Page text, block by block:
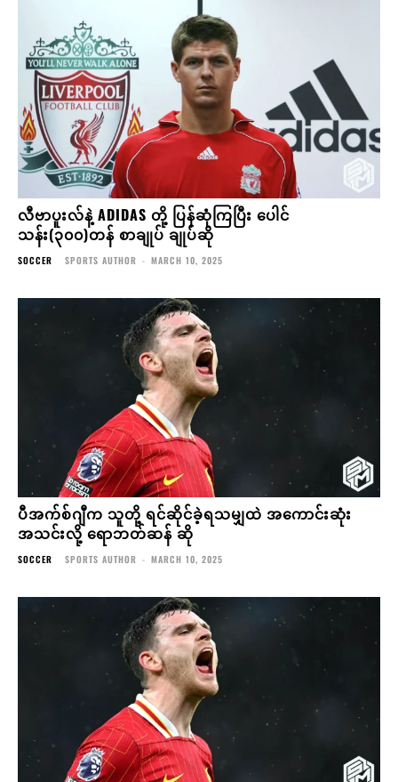
လီဗာပူးလ်နဲ့ ADIDAS တို့ ပြန်ဆုံကြပြီး ပေါင်
သန်း(၃၀၀)တန် စာချုပ် ချုပ်ဆို
SOCCER SPORTS AUTHOR - MARCH 10, 2025
ပီအက်စ်ဂျီက သူတို့ ရင်ဆိုင်ခဲ့ရသမျှထဲ အကောင်းဆုံး
အသင်းလို့ ရောဘတ်ဆန် ဆို
SOCCER SPORTS AUTHOR - MARCH 10, 2025